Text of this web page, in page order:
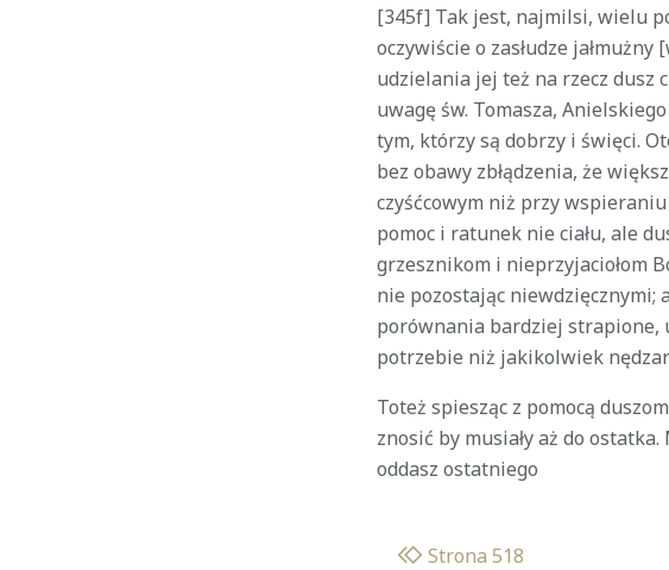
[345f] Tak jest, najmilsi, wielu
oczywiście o zasłudze
udzielania jej też na rzecz dusz
uwagę św. Tomasza,
tym, którzy są dobrzy i święci.
bez obawy zbłądzenia, że
czyśćcowym niż przy
pomoc i ratunek nie ciału, ale
grzesznikom i nieprzyjaciołom
nie pozostając niewdzięcznymi;
porównania bardziej strapione,
potrzebie niż jakikolwiek
Toteż spiesząc z pomocą
znosić by musiały aż do
oddasz ostatniego
Strona 518